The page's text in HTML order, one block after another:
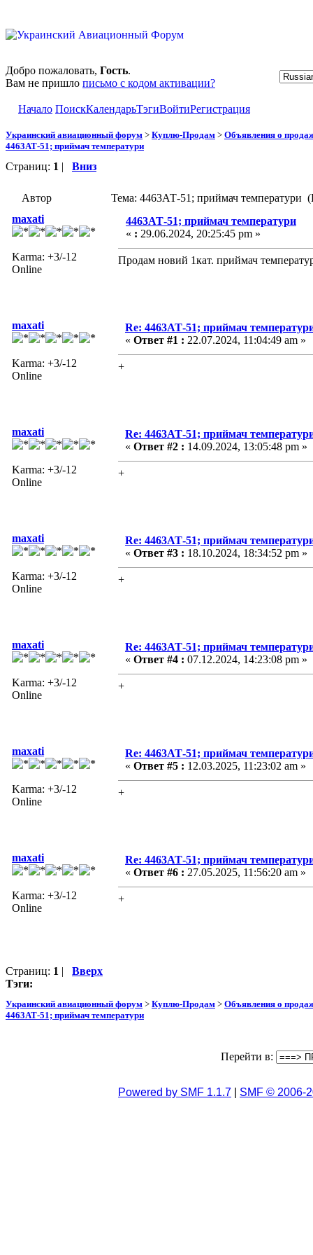
Добро пожаловать, Гость.
Вам не пришло письмо с кодом активации?
Начало ПоискКалендарьТэгиВойтиРегистрация
Украинский авиационный форум > Куплю-Продам > Объявления о
4463АТ-51; приймач температури
Страниц: 1 | Вниз
Автор
Тема: 4463АТ-51; приймач температури
maxati
Karma: +3/-12
Online
4463АТ-51; приймач температури
« : 29.06.2024, 20:25:45 pm »
Продам новий 1кат. приймач
maxati
Karma: +3/-12
Online
Re: 4463АТ-51; приймач
« Ответ #1 : 22.07.2024, 11:04:49 am »
+
maxati
Karma: +3/-12
Online
Re: 4463АТ-51; приймач
« Ответ #2 : 14.09.2024, 13:05:48 pm »
+
maxati
Karma: +3/-12
Online
Re: 4463АТ-51; приймач
« Ответ #3 : 18.10.2024, 18:34:52 pm »
+
maxati
Karma: +3/-12
Online
Re: 4463АТ-51; приймач
« Ответ #4 : 07.12.2024, 14:23:08 pm »
+
maxati
Karma: +3/-12
Online
Re: 4463АТ-51; приймач
« Ответ #5 : 12.03.2025, 11:23:02 am »
+
maxati
Karma: +3/-12
Online
Re: 4463АТ-51; приймач
« Ответ #6 : 27.05.2025, 11:56:20 am »
+
Страниц: 1 | Вверх
Тэги:
Украинский авиационный форум > Куплю-Продам > Объявления о
4463АТ-51; приймач температури
Перейти в:
Powered by SMF 1.1.7 SMF © 2006-